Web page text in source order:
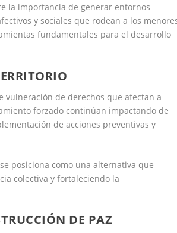
la importancia de generar entornos
y sociales que rodean a los
fundamentales para el desarrollo
vulneración de derechos que afectan a
forzado continúan impactando de
de acciones preventivas y
posiciona como una alternativa que
colectiva y fortaleciendo la
DE PAZ